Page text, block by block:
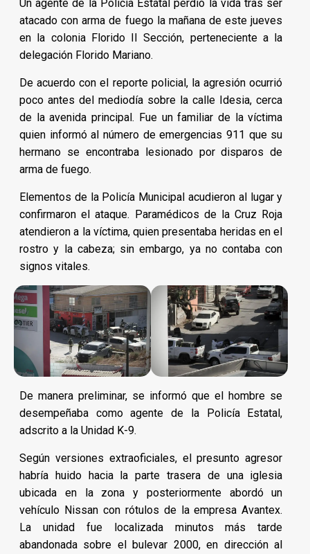
Un agente de la Policía Estatal perdió la vida tras ser
atacado con arma de fuego la mañana de este jueves
en la colonia Florido II Sección, perteneciente a la
delegación Florido Mariano.
De acuerdo con el reporte policial, la agresión ocurrió
poco antes del mediodía sobre la calle Idesia, cerca
de la avenida principal. Fue un familiar de la víctima
quien informó al número de emergencias 911 que su
hermano se encontraba lesionado por disparos de
arma de fuego.
Elementos de la Policía Municipal acudieron al lugar y
confirmaron el ataque. Paramédicos de la Cruz Roja
atendieron a la víctima, quien presentaba heridas en el
rostro y la cabeza; sin embargo, ya no contaba con
signos vitales.
De manera preliminar, se informó que el hombre se
desempeñaba como agente de la Policía Estatal,
adscrito a la Unidad K-9.
Según versiones extraoficiales, el presunto agresor
habría huido hacia la parte trasera de una iglesia
ubicada en la zona y posteriormente abordó un
vehículo Nissan con rótulos de la empresa Avantex.
La unidad fue localizada minutos más tarde
abandonada sobre el bulevar 2000, en dirección al